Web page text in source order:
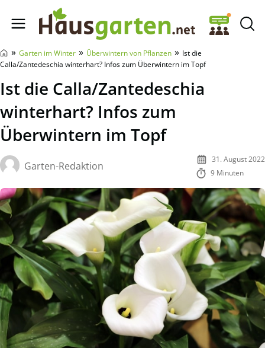
Hausgarten.net
» Garten im Winter » Überwintern von Pflanzen » Ist die
Calla/Zantedeschia winterhart? Infos zum Überwintern im Topf
Ist die Calla/Zantedeschia
winterhart? Infos zum
Überwintern im Topf
Garten-Redaktion
31. August 2022
9 Minuten